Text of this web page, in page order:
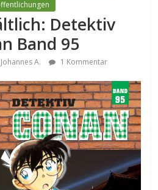
Detektiv
Band 95
Johannes A. 1 Kommentar